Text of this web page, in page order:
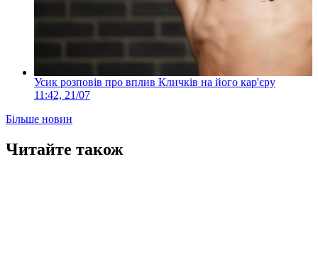
Усик розповів про вплив Кличків на його кар'єру
11:42, 21/07
Більше новин
Читайте також